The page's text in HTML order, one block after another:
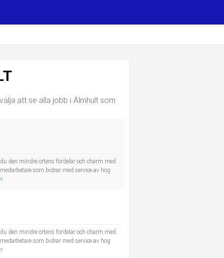
att se alla jobb i Älmhult som
den mindre ortens fördelar och charm med
som bidrar med service av hög
den mindre ortens fördelar och charm med
som bidrar med service av hög